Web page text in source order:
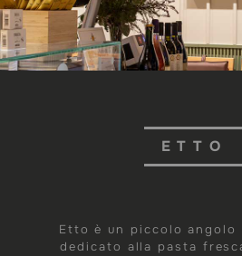
ETTO
Etto è un piccolo
dedicato alla pasta